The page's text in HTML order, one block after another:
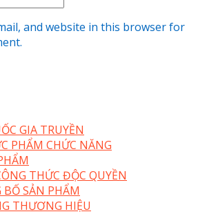
and website in this browser for
GIA TRUYỀN
PHẨM CHỨC NĂNG
THỨC ĐỘC QUYỀN
SẢN PHẨM
THƯƠNG HIỆU